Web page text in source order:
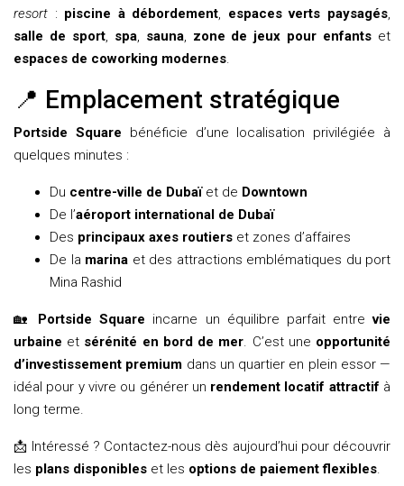
resort : piscine à débordement, espaces verts paysagés,
salle de sport, spa, sauna, zone de jeux pour enfants et
espaces de coworking modernes.
📍 Emplacement stratégique
Portside Square bénéficie d’une localisation privilégiée à
quelques minutes :
Du centre-ville de Dubaïet de Downtown
De l’aéroport international de Dubaï
Des principaux axes routiers et zones d’affaires
De la marina et des attractions emblématiques du port
Mina Rashid
🏡 Portside Square incarne un équilibre parfait entrevie
urbaine et sérénité en bord de mer. C’est une opportunité
d’investissement premium dans un quartier en plein essor —
idéal pour y vivre ou générer un rendement locatif attractif à
long terme.
📩 Intéressé ? Contactez-nous dès aujourd’hui pour découvrir
les plans disponibles et les options de paiement flexibles.